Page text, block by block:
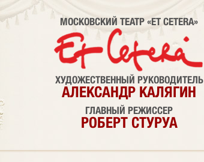
МОСКОВСКИЙ ТЕАТР «ET CETERA»
ХУДОЖЕСТВЕННЫЙ РУКОВОДИТЕЛЬ
АЛЕКСАНДР КАЛЯГИН
ГЛАВНЫЙ РЕЖИССЕР
РОБЕРТ СТУРУА